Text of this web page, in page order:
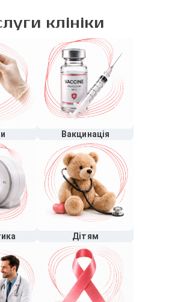
клініки
Вакцинація
Дітям